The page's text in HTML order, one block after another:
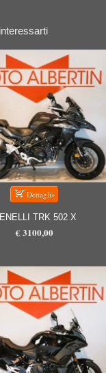
TRK 502 X
€ 3100,00